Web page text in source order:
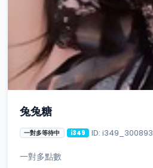
兔兔糖
一對多等待中 i349 ID: i349_300893
一對多點數